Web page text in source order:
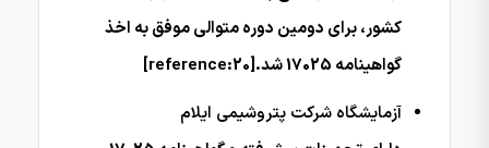
کشور، برای دومین دوره متوالی موفق به اخذ
گواهینامه 17025 شد.[reference:20]
آزمایشگاه شرکت پتروشیمی ایلام